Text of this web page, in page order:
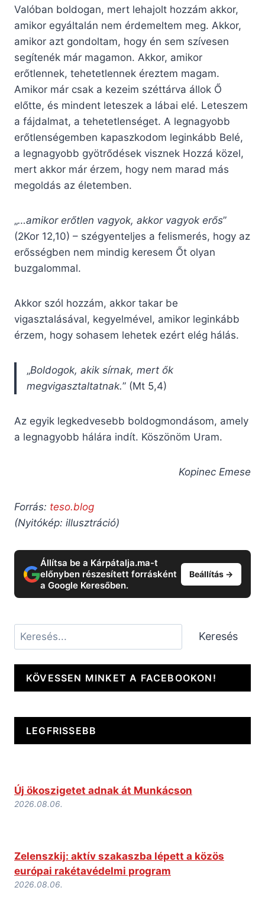
Valóban boldogan, mert lehajolt hozzám akkor,
amikor egyáltalán nem érdemeltem meg. Akkor,
amikor azt gondoltam, hogy én sem szívesen
segítenék már magamon. Akkor, amikor
erőtlennek, tehetetlennek éreztem magam.
Amikor már csak a kezeim széttárva állok Ő
előtte, és mindent leteszek a lábai elé. Leteszem
a fájdalmat, a tehetetlenséget. A legnagyobb
erőtlenségemben kapaszkodom leginkább Belé,
a legnagyobb gyötrődések visznek Hozzá közel,
mert akkor már érzem, hogy nem marad más
megoldás az életemben.
„…amikor erőtlen vagyok, akkor vagyok erős”
(2Kor 12,10) – szégyenteljes a felismerés, hogy az
erősségben nem mindig keresem Őt olyan
buzgalommal.
Akkor szól hozzám, akkor takar be
vigasztalásával, kegyelmével, amikor leginkább
érzem, hogy sohasem lehetek ezért elég hálás.
„Boldogok, akik sírnak, mert ők
megvigasztaltatnak.” (Mt 5,4)
Az egyik legkedvesebb boldogmondásom, amely
a legnagyobb hálára indít. Köszönöm Uram.
Kopinec Emese
Forrás: teso.blog
(Nyitókép: illusztráció)
Állítsa be a Kárpátalja.ma-t
előnyben részesített forrásként
a Google Keresőben.
Beállítás →
Keresés Keresés
KÖVESSEN MINKET A FACEBOOKON!
LEGFRISSEBB
Új ökoszigetet adnak át Munkácson
2026.08.06.
Zelenszkij: aktív szakaszba lépett a közös
európai rakétavédelmi program
2026.08.06.